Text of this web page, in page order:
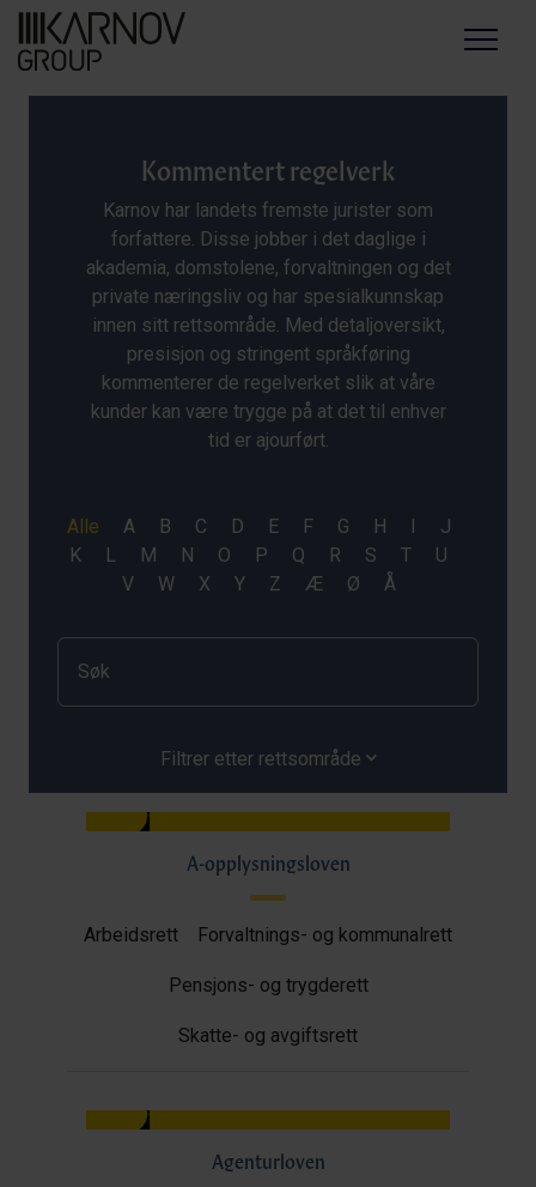
Menu
Kommentert regelverk
Karnov har landets fremste jurister som
forfattere. Disse jobber i det daglige i
akademia, domstolene, forvaltningen og det
private næringsliv og har spesialkunnskap
innen sitt rettsområde. Med detaljoversikt,
presisjon og stringent språkføring
kommenterer de regelverket slik at våre
kunder kan være trygge på at det til enhver
tid er ajourført.
Filtrer etter rettsområde
A-opplysningsloven
Arbeidsrett Forvaltnings- og kommunalrett
Pensjons- og trygderett
Skatte- og avgiftsrett
Agenturloven